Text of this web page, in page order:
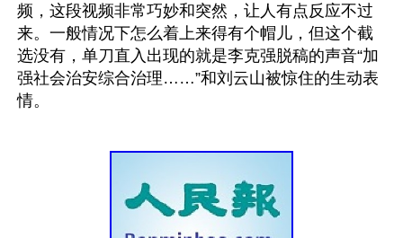
频，这段视频非常巧妙和突然，让人有点反应不过
来。一般情况下怎么着上来得有个帽儿，但这个截
选没有，单刀直入出现的就是李克强脱稿的声音“加
强社会治安综合治理……”和刘云山被惊住的生动表